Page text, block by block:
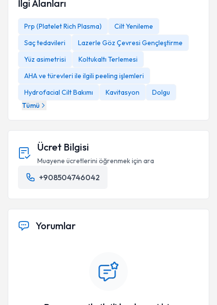
İlgi Alanları
Prp (Platelet Rich Plasma)
Cilt Yenileme
Saç tedavileri
Lazerle Göz Çevresi Gençleştirme
Yüz asimetrisi
Koltukaltı Terlemesi
AHA ve türevleri ile ilgili peeling işlemleri
Hydrofacial Cilt Bakımı
Kavitasyon
Dolgu
Tümü
Ücret Bilgisi
Muayene ücretlerini öğrenmek için ara
+908504746042
Yorumlar